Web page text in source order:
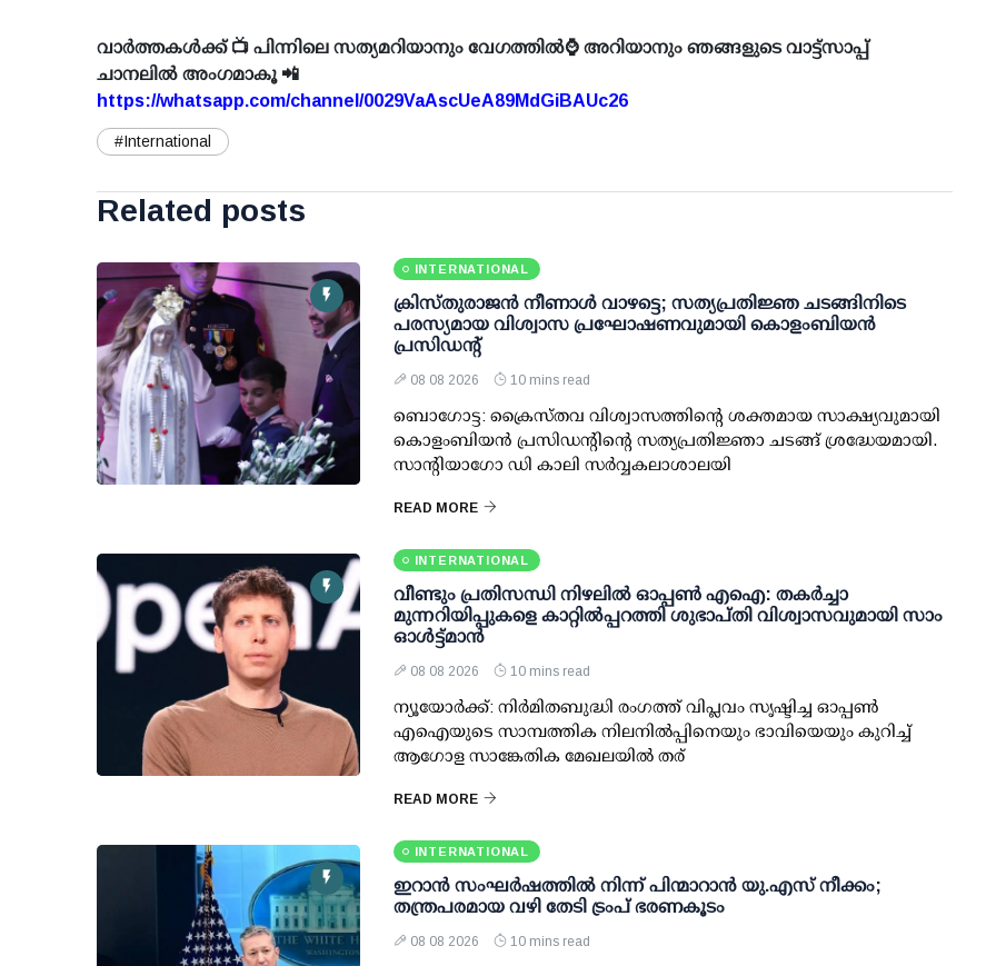
വാർത്തകൾക്ക് 📺 പിന്നിലെ സത്യമറിയാനും വേഗത്തിൽ⌚ അറിയാനും ഞങ്ങളുടെ വാട്ട്സാപ്പ്
ചാനലിൽ അംഗമാകൂ 📲
https://whatsapp.com/channel/0029VaAscUeA89MdGiBAUc26
#International
Related posts
INTERNATIONAL
ക്രിസ്തുരാജൻ നീണാൾ വാഴട്ടെ; സത്യപ്രതിജ്ഞ ചടങ്ങിനിടെ
പരസ്യമായ വിശ്വാസ പ്രഘോഷണവുമായി കൊളംബിയൻ
പ്രസിഡന്റ്
08 08 2026 10 mins read
ബൊഗോട്ട: ക്രൈസ്തവ വിശ്വാസത്തിന്റെ ശക്തമായ സാക്ഷ്യവുമായി
കൊളംബിയൻ പ്രസിഡന്റിന്റെ സത്യപ്രതിജ്ഞാ ചടങ്ങ് ശ്രദ്ധേയമായി.
സാന്റിയാഗോ ഡി കാലി സർവ്വകലാശാലയി
READ MORE
INTERNATIONAL
വീണ്ടും പ്രതിസന്ധി നിഴലില്‍ ഓപ്പണ്‍ എഐ: തകര്‍ച്ചാ
മുന്നറിയിപ്പുകളെ കാറ്റില്‍പ്പറത്തി ശുഭാപ്തി വിശ്വാസവുമായി സാം
ഓള്‍ട്ട്മാന്‍
08 08 2026 10 mins read
ന്യൂയോര്‍ക്ക്: നിര്‍മിതബുദ്ധി രംഗത്ത് വിപ്ലവം സൃഷ്ടിച്ച ഓപ്പണ്‍
എഐയുടെ സാമ്പത്തിക നിലനില്‍പ്പിനെയും ഭാവിയെയും കുറിച്ച്
ആഗോള സാങ്കേതിക മേഖലയില്‍ തര്
READ MORE
INTERNATIONAL
ഇറാന്‍ സംഘര്‍ഷത്തില്‍ നിന്ന് പിന്മാറാന്‍ യു.എസ് നീക്കം;
തന്ത്രപരമായ വഴി തേടി ട്രംപ് ഭരണകൂടം
08 08 2026 10 mins read